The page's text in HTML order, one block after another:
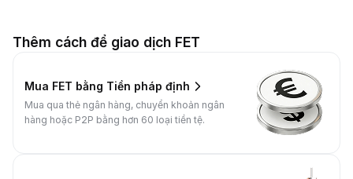
Thêm cách để giao dịch FET
Mua FET bằng Tiền pháp định
Mua qua thẻ ngân hàng, chuyển khoản ngân
hàng hoặc P2P bằng hơn 60 loại tiền tệ.